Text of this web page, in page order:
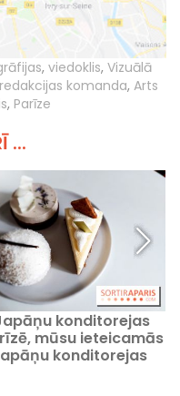
, viedoklis, Vizuālā
komanda, Arts
, Parīze
...
konditorejas
mūsu ieteicamās
konditorejas